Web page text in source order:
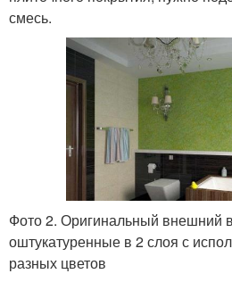
смесь.
Фото 2. Оригинальный внешний
оштукатуренные в 2 слоя с
разных цветов